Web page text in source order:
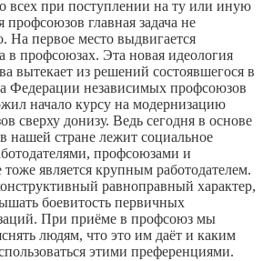
всех при поступлении на ту или иную
профсоюзов главная задача не
На первое место выдвигается
в профсоюзах. Эта новая идеология
вытекает из решений состоявшегося в
Федерации независимых профсоюзов
начало курсу на модернизацию
сверху донизу. Ведь сегодня в основе
нашей стране лежит социальное
профсоюзами и
тоже является крупным работодателем.
равноправный характер,
боевитость первичных
При приёме в профсоюз мы
людям, что это им даёт и каким
этими преференциями.